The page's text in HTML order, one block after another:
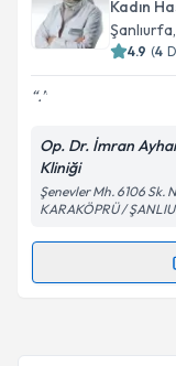
için bir takvim
Kişisel
Metni'ni
Kadın
Şanlıurfa
4.9 (4
.
Op. Dr. İmran
Kliniği
Şenevler Mh. 6106 Sk.
KARAKÖPRÜ /
Randevu